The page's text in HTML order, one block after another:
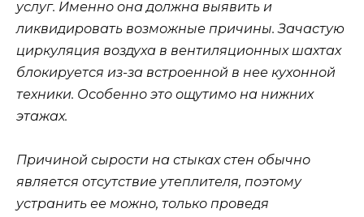
услуг. Именно она должна выявить и
ликвидировать возможные причины. Зачастую
циркуляция воздуха в вентиляционных шахтах
блокируется из-за встроенной в нее кухонной
техники. Особенно это ощутимо на нижних
этажах.
Причиной сырости на стыках стен обычно
является отсутствие утеплителя, поэтому
устранить ее можно, только проведя